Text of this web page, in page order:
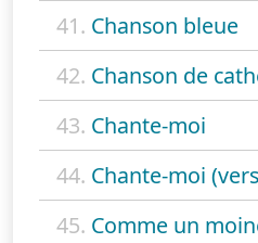
41. Chanson bleue
42. Chanson de
43. Chante-moi
44. Chante-moi
45. Comme un